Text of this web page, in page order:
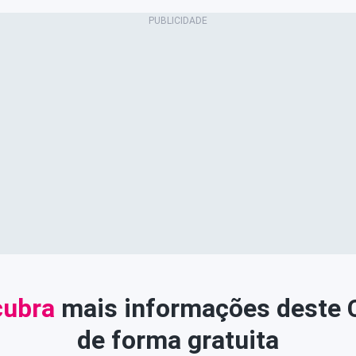
mais informações deste
de forma gratuita